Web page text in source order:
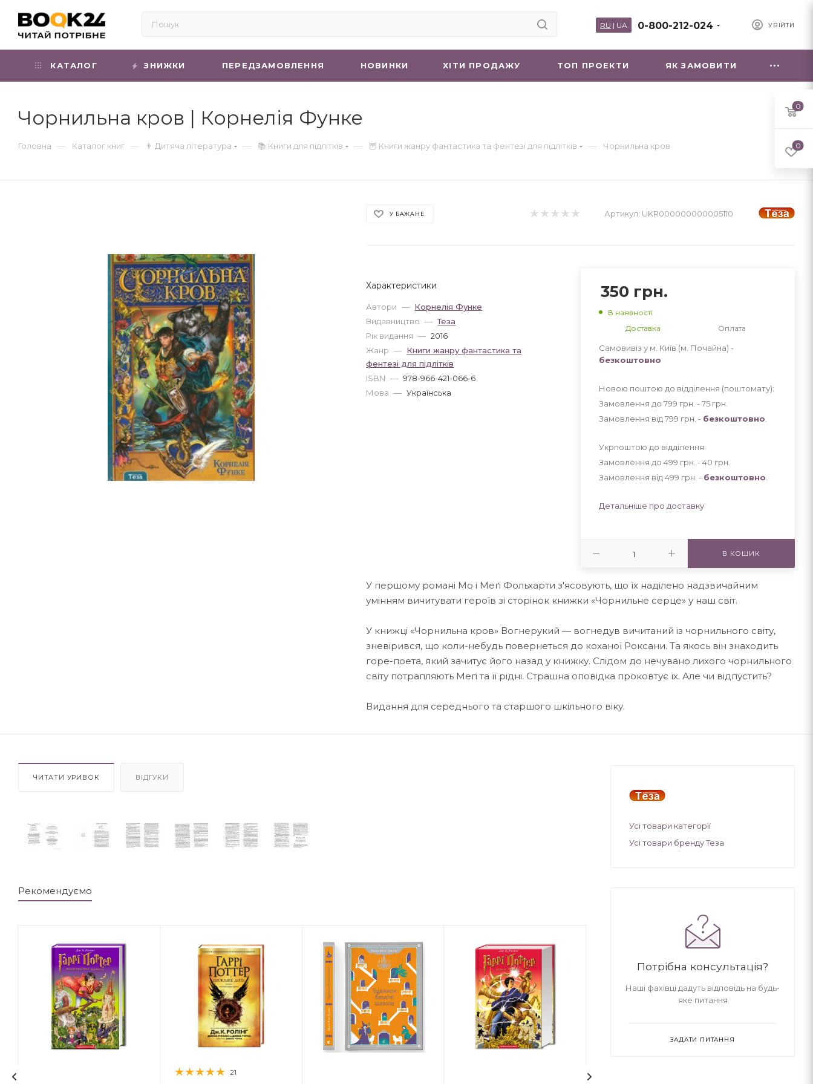
УВІЙТИ
0-800-212-024
RU | UA
КАТАЛОГ ЗНИЖКИ ПЕРЕДЗАМОВЛЕННЯ НОВИНКИ ХIТИ ПРОДАЖУ ТОП ПРОЕКТИ ЯК ЗАМОВИТИ
Чорнильна кров | Корнелія Функе
Головна — Каталог книг — 👨 Дитяча література — 📚 Книги для підлітків — 🦉 Книги жанру фантастика та фентезі для підлітків — Чорнильна кров
У БАЖАНЕ Артикул: UKR000000000005110
Характеристики
Автори — Корнелія Функе
Видавництво — Теза
Рік видання — 2016
Жанр — Книги жанру фантастика та
фентезі для підлітків
ISBN — 978-966-421-066-6
Мова — Українська
350 грн.
В наявності
Доставка
Оплата
Самовивіз у м. Київ (м. Почайна) -
безкоштовно
Новою поштою до відділення (поштомату):
Замовлення до 799 грн. - 75 грн
Замовлення від 799 грн. - безкоштовно
Укрпоштою до відділення:
Замовлення до 499 грн. - 40 грн
Замовлення від 499 грн. - безкоштовно
Детальніше про доставку
В КОШИК
У першому романі Мо і Меґі Фольхарти з'ясовують, що їх наділено надзвичайним
умінням вичитувати героїв зі сторінок книжки «Чорнильне серце» у наш світ.
У книжці «Чорнильна кров» Вогнерукий — вогнедув вичитаний із чорнильного світу,
зневірився, що коли-небудь повернеться до коханої Роксани. Та якось він знаходить
горе-поета, який зачитує його назад у книжку. Слідом до нечувано лихого чорнильного
світу потрапляють Меґі та її рідні. Страшна оповідка проковтує їх. Але чи відпустить?
Видання для середнього та старшого шкільного віку.
ЧИТАТИ УРИВОК ВІДГУКИ
Рекомендуємо
21
Усі товари категорії
Усі товари бренду Теза
Потрібна консультація?
Наші фахівці дадуть відповідь на будь-
яке питання
ЗАДАТИ ПИТАННЯ
0
0